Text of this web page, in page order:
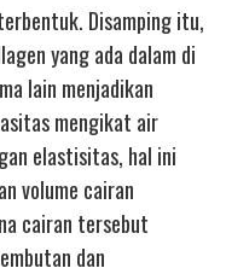
Disamping itu,
yang ada dalam di
lain menjadikan
mengikat air
elastisitas, hal ini
volume cairan
cairan tersebut
dan